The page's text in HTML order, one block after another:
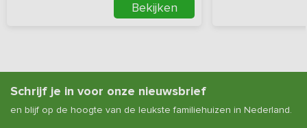
kasteel, de rozentuin en het park.
Bekijken
Schrijf je in voor onze nieuwsbrief
en blijf op de hoogte van de leukste familiehuizen in Nederland.